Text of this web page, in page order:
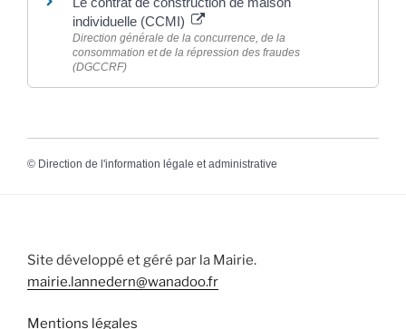
individuelle (CCMI)
Direction générale de la concurrence, de la
consommation et de la répression des fraudes
(DGCCRF)
© Direction de l'information légale et administrative
Site développé et géré par la Mairie.
mairie.lannedern@wanadoo.fr
Mentions légales